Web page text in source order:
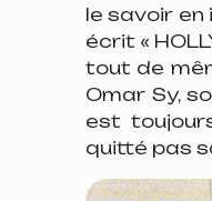
le savoir
écrit «
tout de
Omar Sy,
est
quitté pas